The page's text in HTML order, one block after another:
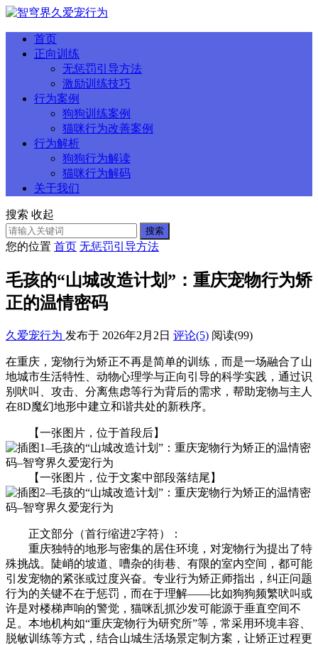
首页
正向训练
无惩罚引导方法
激励训练技巧
行为案例
狗狗训练案例
猫咪行为改善案例
行为解析
狗狗行为解读
猫咪行为解码
关于我们
搜索 收起
搜索
您的位置 首页 无惩罚引导方法
毛孩的“山城改造计划”：重庆宠物行为矫
正的温情密码
久爱宠行为 发布于 2026年2月2日 评论(5) 阅读(99)
在重庆，宠物行为矫正不再是简单的训练，而是一场融合了山
地城市生活特性、动物心理学与正向引导的科学实践，通过识
别吠叫、攻击、分离焦虑等行为背后的需求，帮助宠物与主人
在8D魔幻地形中建立和谐共处的新秩序。
【一张图片，位于首段后】
【一张图片，位于文案中部段落结尾】
正文部分（首行缩进2字符）：
重庆独特的地形与密集的居住环境，对宠物行为提出了特
殊挑战。陡峭的坡道、嘈杂的街巷、有限的室内空间，都可能
引发宠物的紧张或过度兴奋。专业行为矫正师指出，纠正问题
行为的关键不在于惩罚，而在于理解——比如狗狗频繁吠叫或
许是对楼梯声响的警觉，猫咪乱抓沙发可能源于垂直空间不
足。本地机构如“重庆宠物行为研究所”等，常采用环境丰容、
脱敏训练等方式，结合山城生活场景定制方案，让矫正过程更